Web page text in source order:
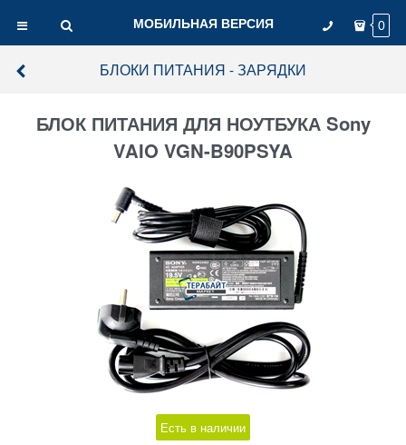
МОБИЛЬНАЯ ВЕРСИЯ 0
БЛОКИ ПИТАНИЯ - ЗАРЯДКИ
БЛОК ПИТАНИЯ ДЛЯ НОУТБУКА Sony
VAIO VGN-B90PSYA
Есть в наличии